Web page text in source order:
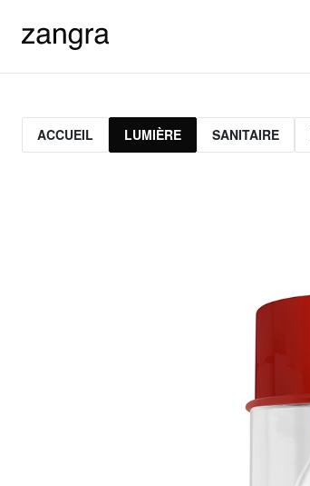
ACCUEIL LUMIÈRE SANITAIRE